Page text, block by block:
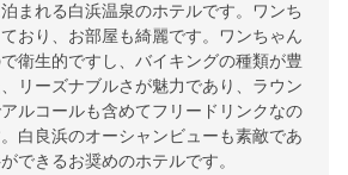
まれる白浜温泉のホテルです。ワンち
おり、お部屋も綺麗です。ワンちゃん
衛生的ですし、バイキングの種類が豊
リーズナブルさが魅力であり、ラウン
ルコールも含めてフリードリンクなの
白良浜のオーシャンビューも素敵であ
できるお奨めのホテルです。